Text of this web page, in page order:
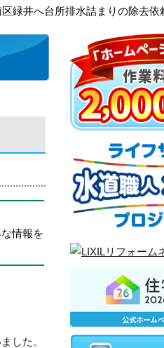
緑井へ台所排水詰まりの除去依
情報を
した。